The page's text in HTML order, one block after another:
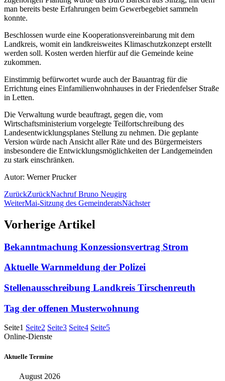
man bereits beste Erfahrungen beim Gewerbegebiet sammeln
konnte.
Beschlossen wurde eine Kooperationsvereinbarung mit dem
Landkreis, womit ein landkreisweites Klimaschutzkonzept erstellt
werden soll. Kosten werden hierfür auf die Gemeinde keine
zukommen.
Einstimmig befürwortet wurde auch der Bauantrag für die
Errichtung eines Einfamilienwohnhauses in der Friedenfelser Straße
in Letten.
Die Verwaltung wurde beauftragt, gegen die, vom
Wirtschaftsministerium vorgelegte Teilfortschreibung des
Landesentwicklungsplanes Stellung zu nehmen. Die geplante
Version würde nach Ansicht aller Räte und des Bürgermeisters
insbesondere die Entwicklungsmöglichkeiten der Landgemeinden
zu stark einschränken.
Autor: Werner Prucker
ZurückZurückNachruf Bruno Neugirg
WeiterMai-Sitzung des GemeinderatsNächster
Vorherige Artikel
Bekanntmachung Konzessionsvertrag Strom
Aktuelle Warnmeldung der Polizei
Stellenausschreibung Landkreis Tirschenreuth
Tag der offenen Musterwohnung
Seite1 Seite2 Seite3 Seite4 Seite5
Online-Dienste
Aktuelle Termine
August 2026